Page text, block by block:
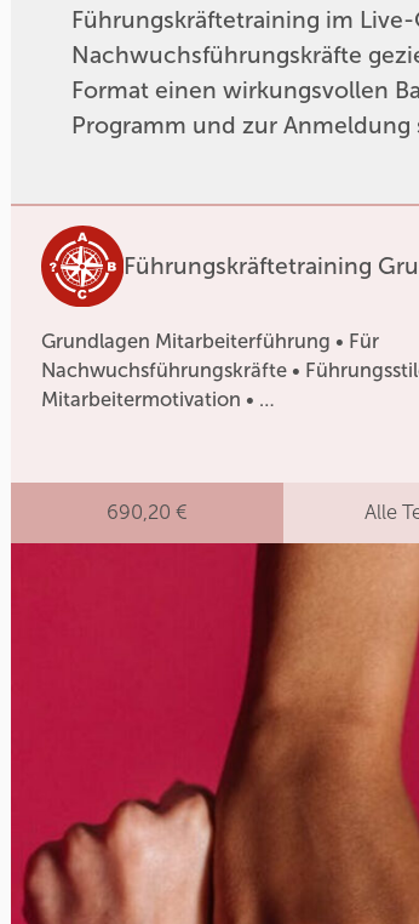
Führungskräftetraining im
Nachwuchsführungskräfte
Format einen wirkungsvollen
Programm und zur
Führungskräftetraining
Grundlagen Mitarbeiterführung • Für
Nachwuchsführungskräfte •
Mitarbeitermotivation • …
690,20 € Alle